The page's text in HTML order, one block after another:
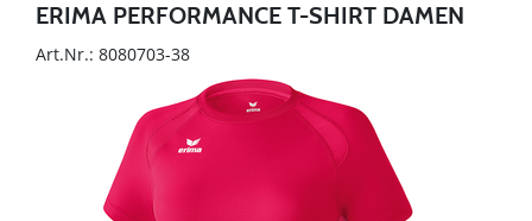
ERIMA PERFORMANCE T-SHIRT DAMEN
Art.Nr.: 8080703-38